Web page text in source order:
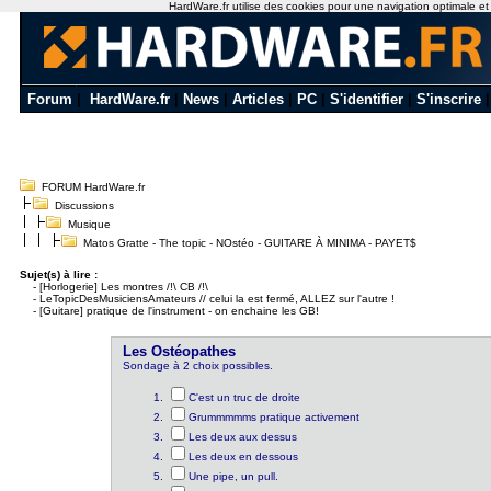
Forum HardWare.fr News Articles PC S'identifier S'inscrire
FORUM HardWare.fr
Discussions
Musique
Matos Gratte - The topic - NOstéo - GUITARE À MINIMA - PAYET$
Sujet(s) à lire :
- [Horlogerie] Les montres /!\ CB /!\
- LeTopicDesMusiciensAmateurs // celui la est fermé, ALLEZ sur l'autre !
- [Guitare] pratique de l'instrument - on enchaine les GB!
Les Ostéopathes
Sondage à 2 choix possibles.
C'est un truc de droite
Grummmmms pratique activement
Les deux aux dessus
Les deux en dessous
Une pipe, un pull.
HardWare.fr utilise des cookies pour une navigation optimale